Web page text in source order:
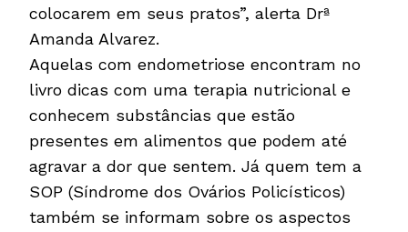
colocarem em seus pratos”, alerta Drª
Amanda Alvarez.
Aquelas com endometriose encontram no
livro dicas com uma terapia nutricional e
conhecem substâncias que estão
presentes em alimentos que podem até
agravar a dor que sentem. Já quem tem a
SOP (Síndrome dos Ovários Policísticos)
também se informam sobre os aspectos